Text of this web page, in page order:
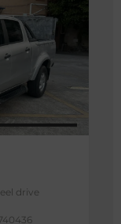
drive